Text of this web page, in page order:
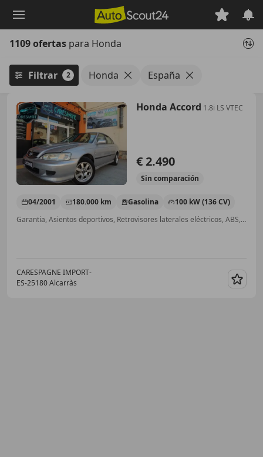
principal
1109 ofertas para Honda
Filtrar 2 Honda España
Honda Accord 1.8i LS VTEC
€ 2.490
Sin comparación
04/2001 180.000 km Gasolina
100 kW (136 CV)
Garantia, Asientos deportivos, Retrovisores laterales eléctricos, ABS, Airbags laterales, Faros antiniebla, Climatizador automático, Cierre centralizado
CARESPAGNE IMPORT-
ES-25180 Alcarràs